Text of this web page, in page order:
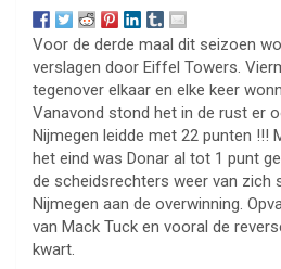
Voor de derde maal dit seizoen
verslagen door Eiffel Towers.
tegenover elkaar en elke keer
Vanavond stond het in de rust er
Nijmegen leidde met 22 punten !!!
het eind was Donar al tot 1 punt
de scheidsrechters weer van zich
Nijmegen aan de overwinning.
van Mack Tuck en vooral de
kwart.